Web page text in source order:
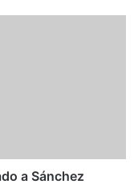
a Sánchez